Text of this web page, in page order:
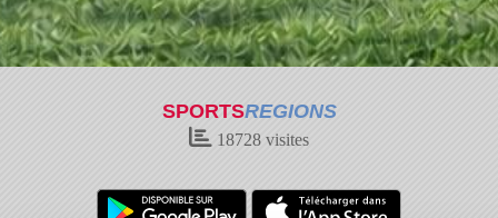
SPORTSREGIONS
18728 visites